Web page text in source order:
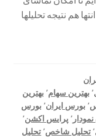
هم نتیجه تحلیلها
٬ بهترین سهام٬ بهترین
٬ بورس ایران٬ بورس
٬ پرایس اکشن٬
٬ تحلیل شاخص٬ تحلیل